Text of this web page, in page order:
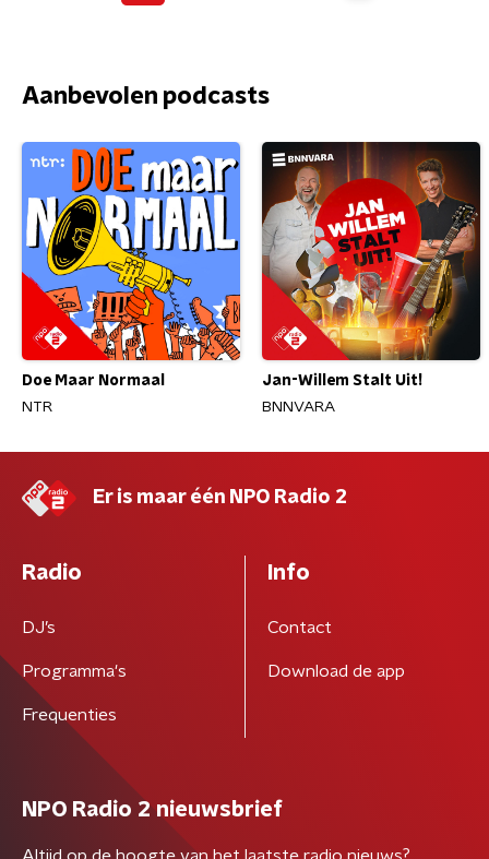
Aanbevolen podcasts
Doe Maar Normaal
NTR
Jan-Willem Stalt Uit!
BNNVARA
Er is maar één NPO Radio 2
Radio
DJ’s
Programma's
Frequenties
Info
Contact
Download de app
NPO Radio 2 nieuwsbrief